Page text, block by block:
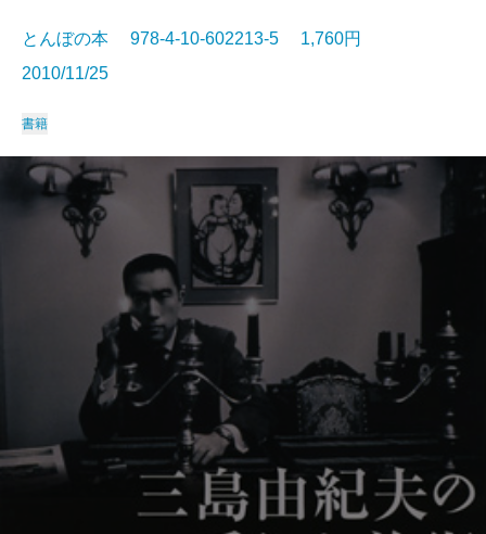
とんぼの本 978-4-10-602213-5 1,760円
2010/11/25
書籍